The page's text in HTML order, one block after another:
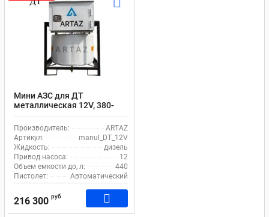
Мини АЗС для ДТ
металлическая 12V, 380-
430L, счетчик, фильтр Artaz
Manul
Производитель:
ARTAZ
Артикул:
manul_DT_12V
Жидкость:
дизель
Привод насоса:
12
Объем емкости до, л:
440
Пистолет:
Автоматический
216 300 руб